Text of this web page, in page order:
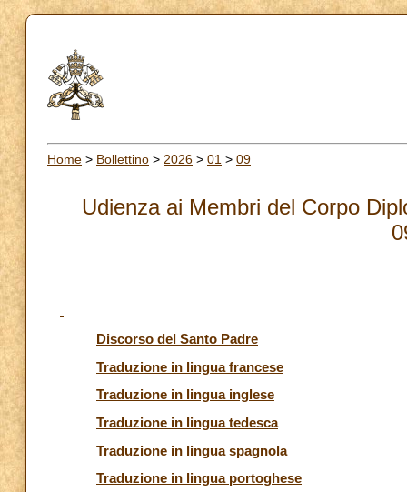
Home > Bollettino > 2026 > 01 > 09
Udienza ai Membri del Corpo
Discorso del Santo Padre
Traduzione in lingua francese
Traduzione in lingua inglese
Traduzione in lingua tedesca
Traduzione in lingua spagnola
Traduzione in lingua portoghese